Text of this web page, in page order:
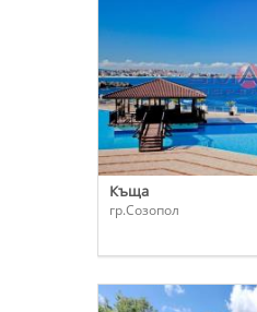
Къща
гр.Созопол